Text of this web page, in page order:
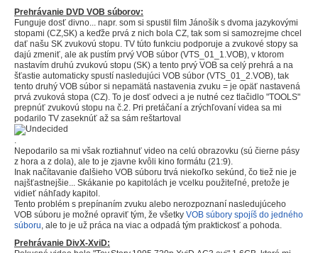
Prehrávanie DVD VOB súborov:
Funguje dosť divno... napr. som si spustil film Jánošík s dvoma jazykovými
stopami (CZ,SK) a keďže prvá z nich bola CZ, tak som si samozrejme chcel
dať našu SK zvukovú stopu. TV túto funkciu podporuje a zvukové stopy sa
dajú zmeniť, ale ak pustím prvý VOB súbor (VTS_01_1.VOB), v ktorom
nastavím druhú zvukovú stopu (SK) a tento prvý VOB sa celý prehrá a na
šťastie automaticky spustí nasledujúci VOB súbor (VTS_01_2.VOB), tak
tento druhý VOB súbor si nepamätá nastavenia zvuku = je opäť nastavená
prvá zvuková stopa (CZ). To je dosť odveci a je nutné cez tlačidlo "TOOLS"
prepnúť zvukovú stopu na č.2. Pri pretáčaní a zrýchľovaní videa sa mi
podarilo TV zaseknúť až sa sám reštartoval
Nepodarilo sa mi však roztiahnuť video na celú obrazovku (sú čierne pásy
z hora a z dola), ale to je zjavne kvôli kino formátu (21:9).
Inak načítavanie ďalšieho VOB súboru trvá niekoľko sekúnd, čo tiež nie je
najšťastnejšie... Skákanie po kapitolách je vcelku použiteľné, pretože je
vidieť náhľady kapitol.
Tento problém s prepínaním zvuku alebo nerozpoznaní nasledujúceho
VOB súboru je možné opraviť tým, že všetky VOB súbory spojíš do jedného
súboru , ale to je už práca na viac a odpadá tým praktickosť a pohoda.
Prehrávanie DivX-XviD: